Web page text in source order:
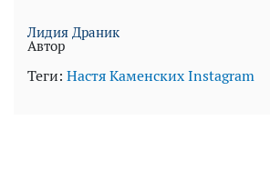
Лидия Драник
Автор
Теги: Настя КаменскихInstagram